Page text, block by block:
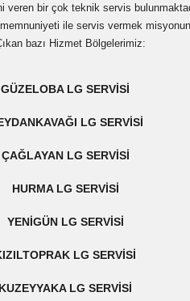
bir çok teknik servis
ile servis vermek
bazı Hizmet Bölgelerimiz:
GÜZELOBA LG SERVISI
LG SERVISI
ÇAĞLAYAN LG SERVISI
HURMA LG SERVISI
YENIGÜN LG SERVISI
LG SERVISI
KUZEYYAKA LG SERVISI